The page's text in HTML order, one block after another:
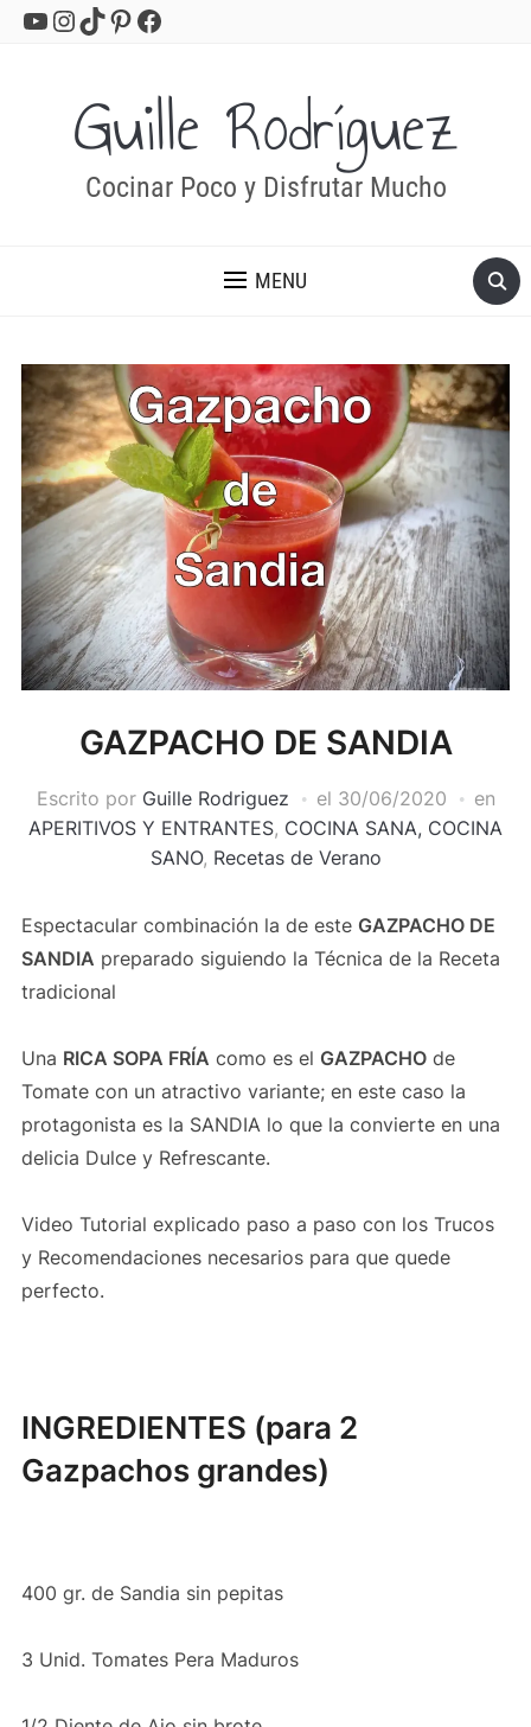
YouTube
Instagram
TikTok
Pinterest
Facebook
Guille Rodríguez
Cocinar Poco y Disfrutar Mucho
MENU
GAZPACHO DE SANDIA
Escrito por Guille Rodriguez el 30/06/2020
en
APERITIVOS Y ENTRANTES, COCINA SANA, COCINA
SANO, Recetas de Verano
Espectacular combinación la de este GAZPACHO DE
SANDIA preparado siguiendo la Técnica de la Receta
tradicional
Una RICA SOPA FRÍA como es el GAZPACHOde
Tomate con un atractivo variante; en este caso la
protagonista es la SANDIA lo que la convierte en una
delicia Dulce y Refrescante.
Video Tutorial explicado paso a paso con los Trucos
y Recomendaciones necesarios para que quede
perfecto.
INGREDIENTES (para 2
Gazpachos grandes)
400 gr. de Sandia sin pepitas
3 Unid. Tomates Pera Maduros